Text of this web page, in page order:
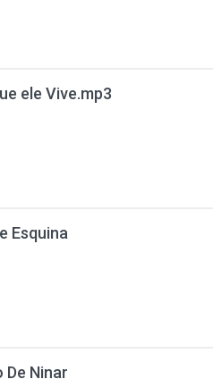
ele Vive.mp3
Esquina
De Ninar